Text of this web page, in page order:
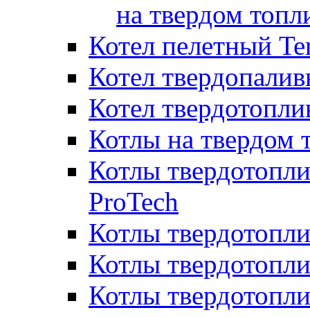
на твердом
Котел пелетный
Котел
Котел
Котлы на твердом
Котлы
ProTech
Котлы
Котлы
Котлы